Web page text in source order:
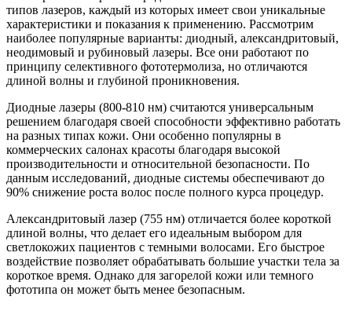
типов лазеров, каждый из которых имеет свои уникальные
характеристики и показания к применению. Рассмотрим
наиболее популярные варианты: диодный, александритовый,
неодимовый и рубиновый лазеры. Все они работают по
принципу селективного фототермолиза, но отличаются
длиной волны и глубиной проникновения.
Диодные лазеры (800-810 нм) считаются универсальным
решением благодаря своей способности эффективно работать
на разных типах кожи. Они особенно популярны в
коммерческих салонах красоты благодаря высокой
производительности и относительной безопасности. По
данным исследований, диодные системы обеспечивают до
90% снижение роста волос после полного курса процедур.
Александритовый лазер (755 нм) отличается более короткой
длиной волны, что делает его идеальным выбором для
светлокожих пациентов с темными волосами. Его быстрое
воздействие позволяет обрабатывать большие участки тела за
короткое время. Однако для загорелой кожи или темного
фототипа он может быть менее безопасным.